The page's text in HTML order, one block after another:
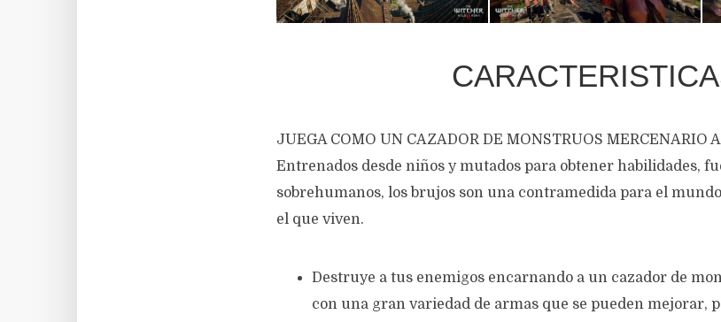
JUEGA COMO UN CAZADOR DE MONSTRUOS MERCENARIO
Entrenados desde niños y mutados para obtener habilidades,
sobrehumanos, los brujos son una contramedida para el
el que viven.
Destruye a tus enemigos encarnando a un cazador de
con una gran variedad de armas que se pueden mejorar,